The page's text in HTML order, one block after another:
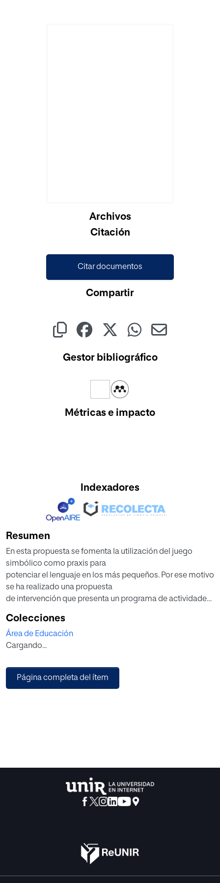
Archivos
Citación
Citar documentos
Compartir
Gestor bibliográfico
Métricas e impacto
Indexadores
Resumen
En esta propuesta se fomenta la utilización del juego
simbólico como praxis para
potenciar el lenguaje en los más pequeños. Por ese motivo
se ha realizado una propuesta
de intervención que presenta un programa de actividades
lenguaje mediante el juego y sobretodo mediante el juego
simbólico. Se pretende
establecer así, una pauta o rutina dentro del horario lectivo,
lenguaje mediante el juego. Se ha realizado esta
propuesta teniendo en cuenta las
donde potenciar el aprendizaje de
conceptos, capacidades y habilidades que fomentan el
desarrollo integral del niño.
Colecciones
Área de Educación
Cargando...
Página completa del ítem